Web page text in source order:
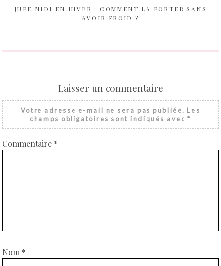
JUPE MIDI EN HIVER : COMMENT LA PORTER SANS
AVOIR FROID ?
Laisser un commentaire
Votre adresse e-mail ne sera pas publiée. Les
champs obligatoires sont indiqués avec*
Commentaire *
Nom *